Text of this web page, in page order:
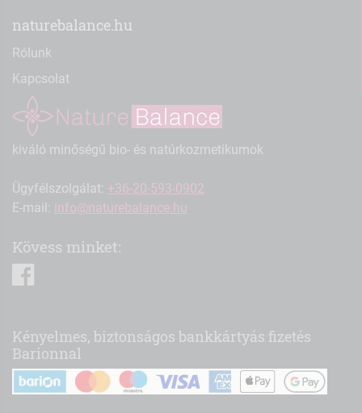
naturebalance.hu
Rólunk
Kapcsolat
kiváló minőségű bio- és natúrkozmetikumok
Ügyfélszolgálat: +36-20-593-0902
E-mail: info@naturebalance.hu
Kövess minket:
Kényelmes, biztonságos bankkártyás fizetés
Barionnal